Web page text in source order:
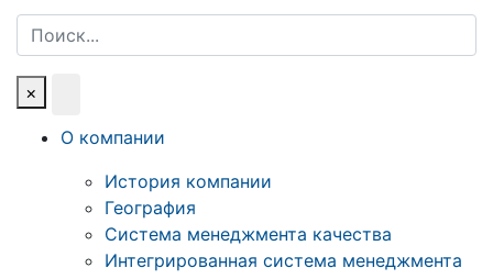
Поиск
×
О компании
История компании
География
Система менеджмента качества
Интегрированная система менеджмента